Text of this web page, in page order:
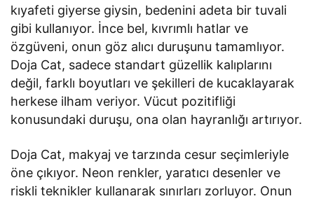
kıyafeti giyerse giysin, bedenini adeta bir tuvali
gibi kullanıyor. İnce bel, kıvrımlı hatlar ve
özgüveni, onun göz alıcı duruşunu tamamlıyor.
Doja Cat, sadece standart güzellik kalıplarını
değil, farklı boyutları ve şekilleri de kucaklayarak
herkese ilham veriyor. Vücut pozitifliği
konusundaki duruşu, ona olan hayranlığı artırıyor.
Doja Cat, makyaj ve tarzında cesur seçimleriyle
öne çıkıyor. Neon renkler, yaratıcı desenler ve
riskli teknikler kullanarak sınırları zorluyor. Onun